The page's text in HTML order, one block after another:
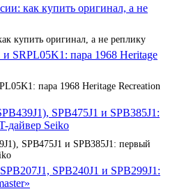
Беспроцентная рассрочка
модели доступнее.
по всей России.
купить оригинал, а не реплику
пара 1968 Heritage Recreation
SPB475J1 и SPB385J1: первый